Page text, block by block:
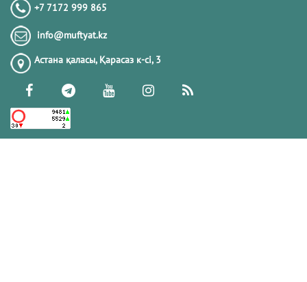
Үшқоңыр медресе колледжі
«Һибатулла Тарази» медресе-
колледжі
+7 7172 999 865
info@muftyat.kz
Астана қаласы, Қарасаз к-сi, 3